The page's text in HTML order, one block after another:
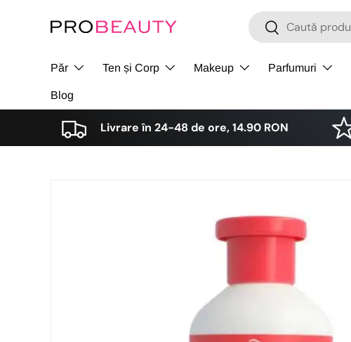
Sari la conținut
Cǎutare
Cǎutare
Păr Ten și Corp Makeup Parfumuri
Blog
Livrare în 24-48 de ore, 14.90 RON